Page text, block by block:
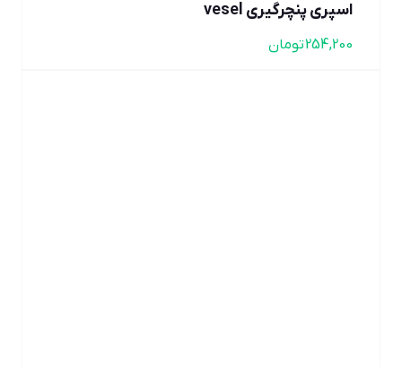
اسپری پنچرگیری vesel
254,200تومان